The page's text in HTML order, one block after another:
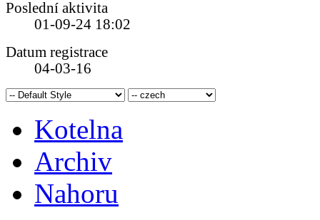
Poslední aktivita
01-09-24 18:02
Datum registrace
04-03-16
Kotelna
Archiv
Nahoru